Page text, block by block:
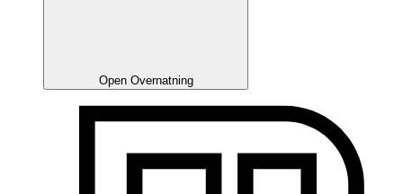
Open Overnatning